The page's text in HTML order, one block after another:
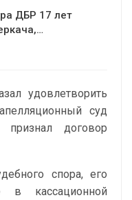
ДБР 17 лет
удовлетворить
суд
договор
спора, его
в кассационной